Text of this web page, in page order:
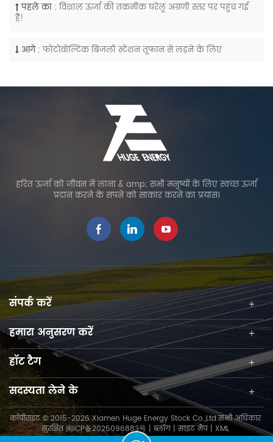
पहले का : विशाल ऊर्जा की तकनीक घरेलू अग्रणी स्तर पर पहुंच गई
है!
आगे : फोटोवोल्टिक बिजली स्टेशन तूफान से लड़ने के लिए
हरित ऊर्जा को जीवन में लाना & amp; सभी मनुष्यों के लिए स्वच्छ ऊर्जा
प्रदान करने के सपने को साकार करने का प्रयास।
संपर्क करें
हमारा अनुसरण करें
हॉट टैग
सदस्यता लेने के
कॉपीराइट © 2015-2026 Xiamen Huge Energy Stock Co.,Ltd.सभी अधिकार
सुरक्षित闽ICP备2025096883号|ब्लॉग|साइट मैप| XML